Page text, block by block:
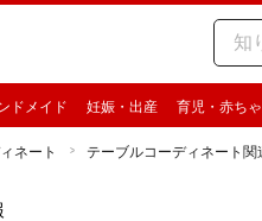
ドメイド 妊娠・出産 育児・赤ち
ネート テーブルコーディネート関